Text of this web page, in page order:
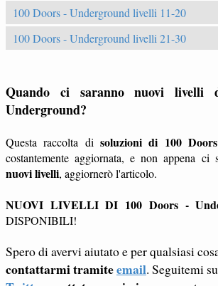
100 Doors - Underground livelli 11-20
100 Doors - Underground livelli 21-30
Quando ci saranno nuovi livelli
Underground?
Questa raccolta di soluzioni di 100
costantemente aggiornata, e non appena ci
nuovi livelli, aggiornerò l'articolo.
NUOVI LIVELLI DI 100 Doors -
DISPONIBILI!
Spero di avervi aiutato e per qualsiasi
contattarmi tramiteemail. Seguitemi su